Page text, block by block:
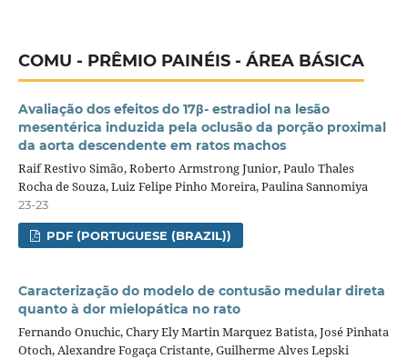
COMU - PRÊMIO PAINÉIS - ÁREA BÁSICA
Avaliação dos efeitos do 17β- estradiol na lesão
mesentérica induzida pela oclusão da porção proximal
da aorta descendente em ratos machos
Raif Restivo Simão, Roberto Armstrong Junior, Paulo Thales
Rocha de Souza, Luiz Felipe Pinho Moreira, Paulina Sannomiya
23-23
PDF (PORTUGUESE (BRAZIL))
Caracterização do modelo de contusão medular direta
quanto à dor mielopática no rato
Fernando Onuchic, Chary Ely Martin Marquez Batista, José Pinhata
Otoch, Alexandre Fogaça Cristante, Guilherme Alves Lepski